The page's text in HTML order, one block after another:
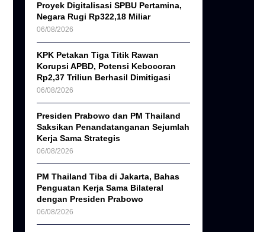
:
H
Proyek Digitalisasi SPBU Pertamina,
Negara Rugi Rp322,18 Miliar
06/08/2026
KPK Petakan Tiga Titik Rawan
Korupsi APBD, Potensi Kebocoran
Rp2,37 Triliun Berhasil Dimitigasi
06/08/2026
Presiden Prabowo dan PM Thailand
Saksikan Penandatanganan Sejumlah
Kerja Sama Strategis
06/08/2026
PM Thailand Tiba di Jakarta, Bahas
Penguatan Kerja Sama Bilateral
dengan Presiden Prabowo
06/08/2026